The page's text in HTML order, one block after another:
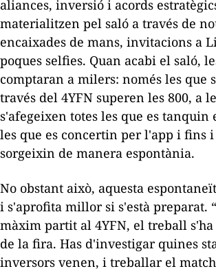
aliances, inversió i acords
materialitzen pel saló a través de
encaixades de mans, invitacions a
poques selfies. Quan acabi el saló,
comptaran a milers: només les que
través del 4YFN superen les 800, a
s'afegeixen totes les que es tanquin
les que es concertin per l'app i fins i
sorgeixin de manera espontània.
No obstant això, aquesta
i s'aprofita millor si s'està preparat.
màxim partit al 4YFN, el treball
de la fira. Has d'investigar quines
inversors venen, i treballar el